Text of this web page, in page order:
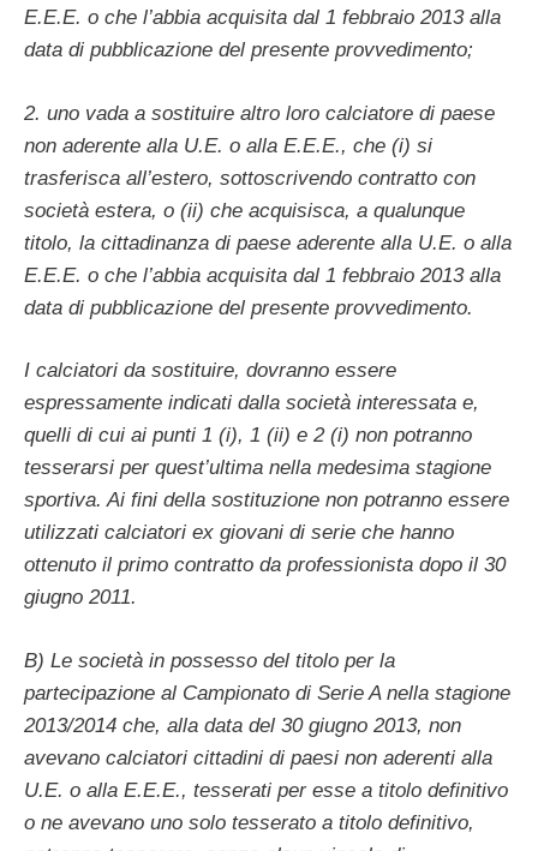
E.E.E. o che l’abbia acquisita dal 1 febbraio 2013 alla
data di pubblicazione del presente provvedimento;
2. uno vada a sostituire altro loro calciatore di paese
non aderente alla U.E. o alla E.E.E., che (i) si
trasferisca all’estero, sottoscrivendo contratto con
società estera, o (ii) che acquisisca, a qualunque
titolo, la cittadinanza di paese aderente alla U.E. o alla
E.E.E. o che l’abbia acquisita dal 1 febbraio 2013 alla
data di pubblicazione del presente provvedimento.
I calciatori da sostituire, dovranno essere
espressamente indicati dalla società interessata e,
quelli di cui ai punti 1 (i), 1 (ii) e 2 (i) non potranno
tesserarsi per quest’ultima nella medesima stagione
sportiva. Ai fini della sostituzione non potranno essere
utilizzati calciatori ex giovani di serie che hanno
ottenuto il primo contratto da professionista dopo il 30
giugno 2011.
B) Le società in possesso del titolo per la
partecipazione al Campionato di Serie A nella stagione
2013/2014 che, alla data del 30 giugno 2013, non
avevano calciatori cittadini di paesi non aderenti alla
U.E. o alla E.E.E., tesserati per esse a titolo definitivo
o ne avevano uno solo tesserato a titolo definitivo,